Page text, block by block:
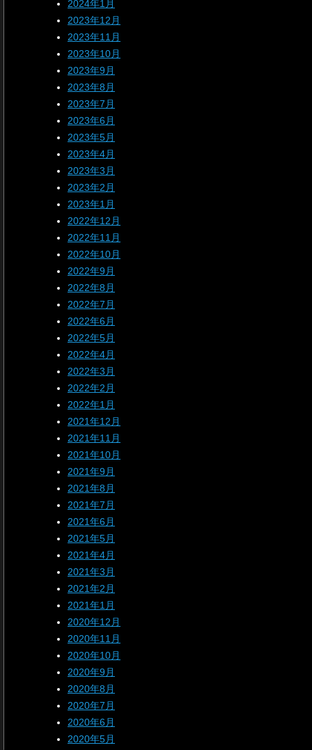
2024年1月
2023年12月
2023年11月
2023年10月
2023年9月
2023年8月
2023年7月
2023年6月
2023年5月
2023年4月
2023年3月
2023年2月
2023年1月
2022年12月
2022年11月
2022年10月
2022年9月
2022年8月
2022年7月
2022年6月
2022年5月
2022年4月
2022年3月
2022年2月
2022年1月
2021年12月
2021年11月
2021年10月
2021年9月
2021年8月
2021年7月
2021年6月
2021年5月
2021年4月
2021年3月
2021年2月
2021年1月
2020年12月
2020年11月
2020年10月
2020年9月
2020年8月
2020年7月
2020年6月
2020年5月